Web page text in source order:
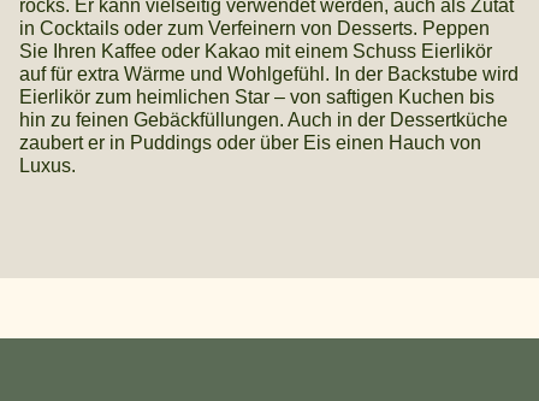
rocks. Er kann vielseitig verwendet werden, auch als Zutat
in Cocktails oder zum Verfeinern von Desserts. Peppen
Sie Ihren Kaffee oder Kakao mit einem Schuss Eierlikör
auf für extra Wärme und Wohlgefühl. In der Backstube wird
Eierlikör zum heimlichen Star – von saftigen Kuchen bis
hin zu feinen Gebäckfüllungen. Auch in der Dessertküche
zaubert er in Puddings oder über Eis einen Hauch von
Luxus.